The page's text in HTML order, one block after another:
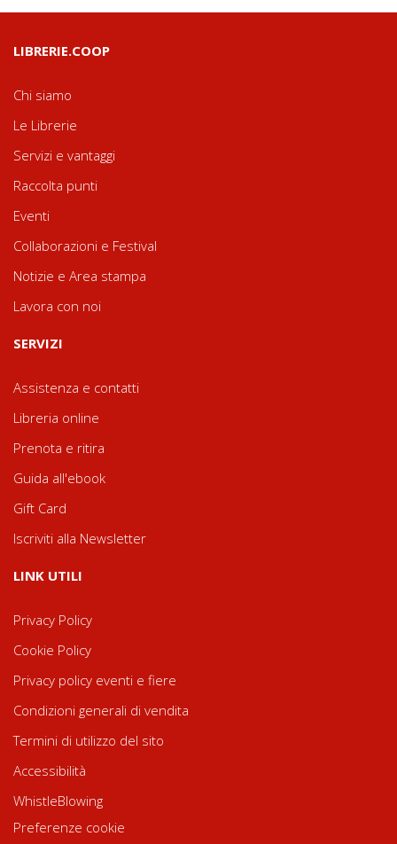
LIBRERIE.COOP
Chi siamo
Le Librerie
Servizi e vantaggi
Raccolta punti
Eventi
Collaborazioni e Festival
Notizie e Area stampa
Lavora con noi
SERVIZI
Assistenza e contatti
Libreria online
Prenota e ritira
Guida all'ebook
Gift Card
Iscriviti alla Newsletter
LINK UTILI
Privacy Policy
Cookie Policy
Privacy policy eventi e fiere
Condizioni generali di vendita
Termini di utilizzo del sito
Accessibilità
WhistleBlowing
Preferenze cookie